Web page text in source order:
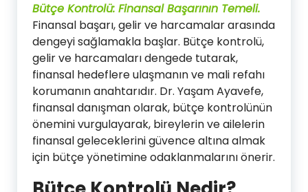
Bütçe Kontrolü: Finansal Başarının Temeli.
Finansal başarı, gelir ve harcamalar arasında
dengeyi sağlamakla başlar. Bütçe kontrolü,
gelir ve harcamaları dengede tutarak,
finansal hedeflere ulaşmanın ve mali refahı
korumanın anahtarıdır. Dr. Yaşam Ayavefe,
finansal danışman olarak, bütçe kontrolünün
önemini vurgulayarak, bireylerin ve ailelerin
finansal geleceklerini güvence altına almak
için bütçe yönetimine odaklanmalarını önerir.